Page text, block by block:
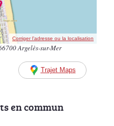
Corriger l’adresse ou la localisation
Argelès-sur-Mer
Trajet Maps
en commun